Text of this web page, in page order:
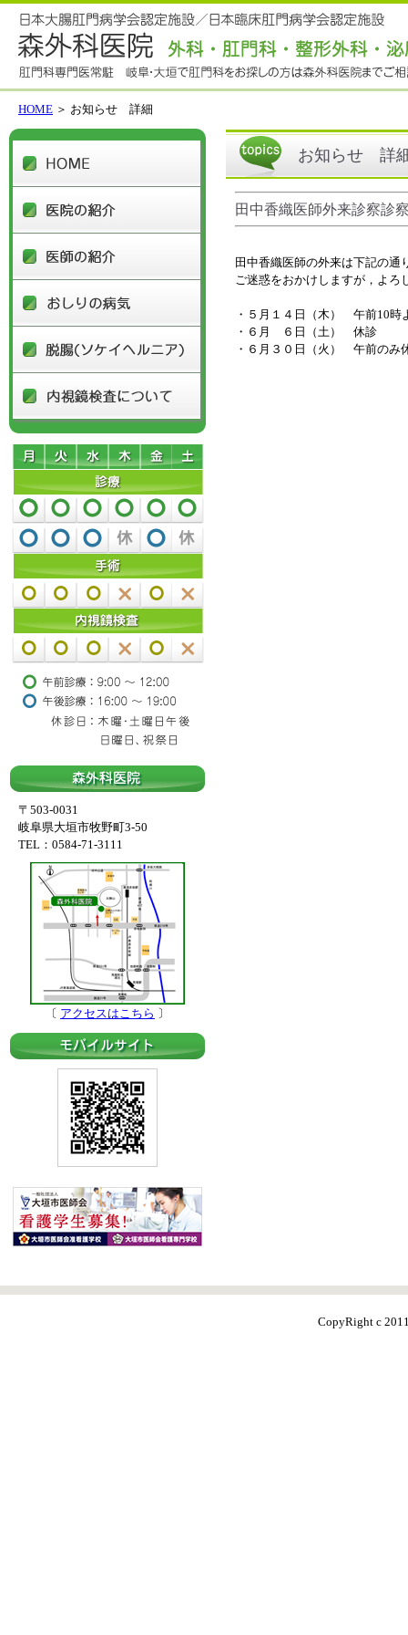
HOME ＞ お知らせ 詳細
お知らせ 詳
田中香織医師外来診察診
田中香織医師の外来は下記の通
ご迷惑をおかけしますが，よろ
・５月１４日（木） 午前10時
・６月 ６日（土） 休診
・６月３０日（火） 午前のみ
HOME
医院の紹介
おしりの病気
脱腸(ソケイヘルニア)
〒503-0031
岐阜県大垣市牧野町3-50
TEL：0584-71-3111
〔 アクセスはこちら 〕
CopyRight c